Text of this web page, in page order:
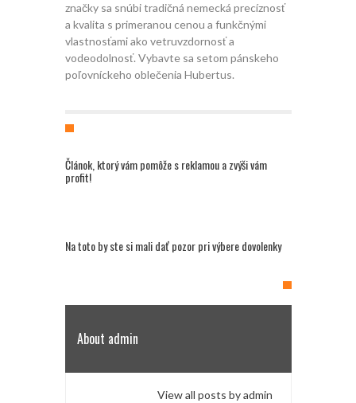
značky sa snúbi tradičná nemecká precíznosť
a kvalita s primeranou cenou a funkčnými
vlastnosťami ako vetruvzdornosť a
vodeodolnosť. Vybavte sa setom pánskeho
poľovníckeho oblečenia Hubertus.
Článok, ktorý vám pomôže s reklamou a zvýši vám
profit!
Na toto by ste si mali dať pozor pri výbere dovolenky
About admin
View all posts by admin